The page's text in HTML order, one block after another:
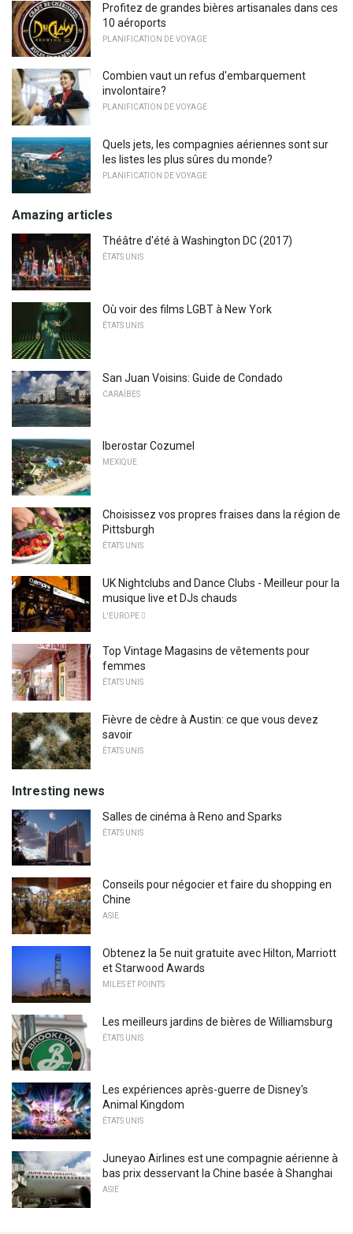
Profitez de grandes bières artisanales dans ces
10 aéroports
PLANIFICATION DE VOYAGE
Combien vaut un refus d'embarquement
involontaire?
PLANIFICATION DE VOYAGE
Quels jets, les compagnies aériennes sont sur
les listes les plus sûres du monde?
PLANIFICATION DE VOYAGE
Amazing articles
Théâtre d'été à Washington DC (2017)
ÉTATS UNIS
Où voir des films LGBT à New York
ÉTATS UNIS
San Juan Voisins: Guide de Condado
CARAÏBES
Iberostar Cozumel
MEXIQUE
Choisissez vos propres fraises dans la région de
Pittsburgh
ÉTATS UNIS
UK Nightclubs and Dance Clubs - Meilleur pour la
musique live et DJs chauds
L'EUROPE 
Top Vintage Magasins de vêtements pour
femmes
ÉTATS UNIS
Fièvre de cèdre à Austin: ce que vous devez
savoir
ÉTATS UNIS
Intresting news
Salles de cinéma à Reno and Sparks
ÉTATS UNIS
Conseils pour négocier et faire du shopping en
Chine
ASIE
Obtenez la 5e nuit gratuite avec Hilton, Marriott
et Starwood Awards
MILES ET POINTS
Les meilleurs jardins de bières de Williamsburg
ÉTATS UNIS
Les expériences après-guerre de Disney's
Animal Kingdom
ÉTATS UNIS
Juneyao Airlines est une compagnie aérienne à
bas prix desservant la Chine basée à Shanghai
ASIE